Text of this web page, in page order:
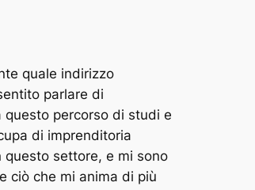
quale indirizzo
parlare di
percorso di studi e
di imprenditoria
questo settore, e mi sono
ciò che mi anima di più